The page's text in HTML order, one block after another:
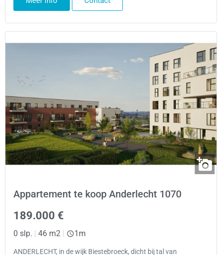
Appartement te koop Anderlecht 1070
189.000 €
0 slp. | 46 m2 | 1m
ANDERLECHT, in de wijk Biestebroeck, dicht bij tal van